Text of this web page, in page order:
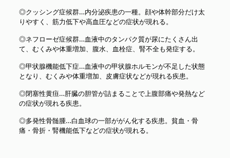
◎クッシング症候群…内分泌疾患の一種。顔や体幹部分だけ太
りやすく、筋力低下や高血圧などの症状が現れる。
◎ネフローゼ症候群…血液中のタンパク質が尿にたくさん出
て、むくみや体重増加、腹水、血栓症、腎不全も発症する。
◎甲状腺機能低下症…血液中の甲状腺ホルモンが不足した状態
となり、むくみや体重増加、皮膚症状などが現れる疾患。
◎閉塞性黄疸…肝臓の胆管が詰まることで上腹部痛や発熱など
の症状が現れる疾患。
◎多発性骨髄腫…白血球の一部ががん化する疾患。貧血・骨
痛・骨折・腎機能低下などの症状が現れる。